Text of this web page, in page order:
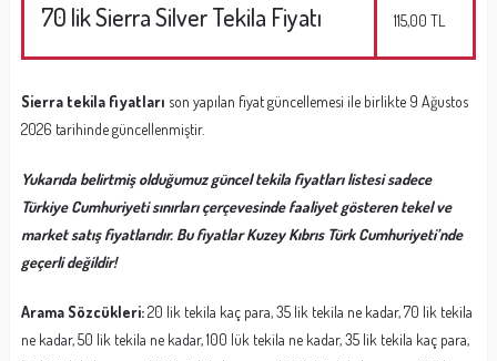
70 lik Sierra Silver Tekila Fiyatı 115,00 TL
Sierra tekila fiyatları son yapılan fiyat güncellemesi ile birlikte 9 Ağustos
2026 tarihinde güncellenmiştir.
Yukarıda belirtmiş olduğumuz güncel tekila fiyatları listesi sadece
Türkiye Cumhuriyeti sınırları çerçevesinde faaliyet gösteren tekel ve
market satış fiyatlarıdır. Bu fiyatlar Kuzey Kıbrıs Türk Cumhuriyeti’nde
geçerli değildir!
Arama Sözcükleri:20 lik tekila kaç para, 35 lik tekila ne kadar, 70 lik tekila
ne kadar, 50 lik tekila ne kadar, 100 lük tekila ne kadar, 35 lik tekila kaç para,